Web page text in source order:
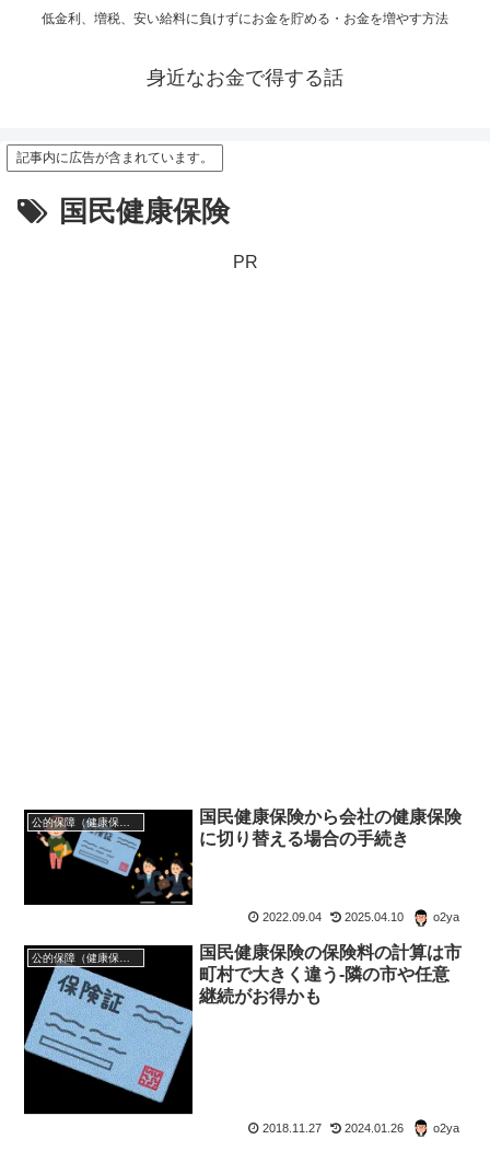
低金利、増税、安い給料に負けずにお金を貯める・お金を増やす方法
身近なお金で得する話
記事内に広告が含まれています。
国民健康保険
PR
公的保障（健康保険・年金・雇用保険・生活保護・災害時の補償）
国民健康保険から会社の健康保険
に切り替える場合の手続き
2022.09.04 2025.04.10 o2ya
公的保障（健康保険・年金・雇用保険・生活保護・災害時の補償）
国民健康保険の保険料の計算は市
町村で大きく違う-隣の市や任意
継続がお得かも
2018.11.27 2024.01.26 o2ya